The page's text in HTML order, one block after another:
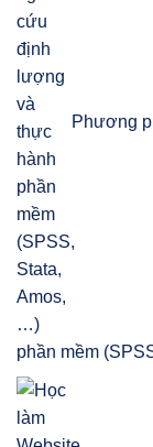
Phương
phần mềm